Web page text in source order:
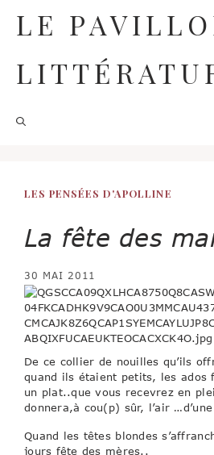
contenu
LE
LES PENSÉES D'APOLLINE
La fête des
30 MAI 2011
De ce collier de nouilles qu’ils
quand ils étaient petits, les ados
un plat..que vous recevrez en
donnera,à cou(p) sûr, l’air
Quand les têtes blondes
jours fête des mères..